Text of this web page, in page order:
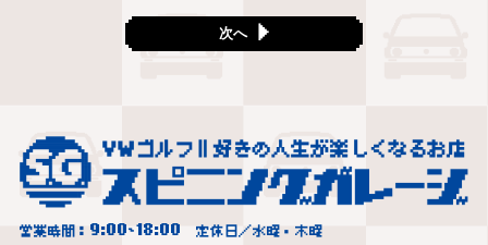
次へ
営業時間： 9:00~18:00
定休日／水曜・木曜